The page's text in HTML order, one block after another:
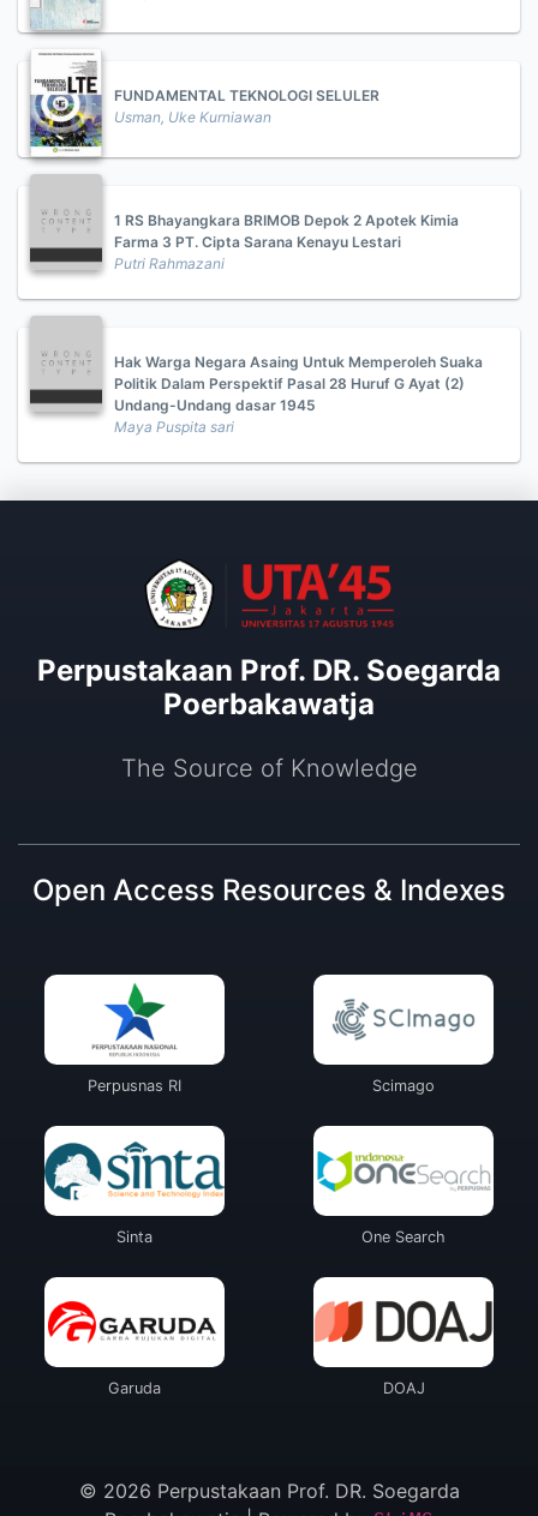
FUNDAMENTAL TEKNOLOGI SELULER
Usman, Uke Kurniawan
1 RS Bhayangkara BRIMOB Depok 2 Apotek Kimia
Farma 3 PT. Cipta Sarana Kenayu Lestari
Putri Rahmazani
Hak Warga Negara Asaing Untuk Memperoleh Suaka
Politik Dalam Perspektif Pasal 28 Huruf G Ayat (2)
Undang-Undang dasar 1945
Maya Puspita sari
Perpustakaan Prof. DR. Soegarda
Poerbakawatja
The Source of Knowledge
Open Access Resources & Indexes
Perpusnas RI Scimago
Sinta One Search
Garuda DOAJ
© 2026 Perpustakaan Prof. DR. Soegarda